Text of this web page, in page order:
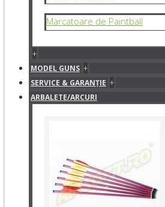
Marcatoare de Paintball
+
MODEL GUNS +
SERVICE & GARANŢIE +
ARBALETE/ARCURI